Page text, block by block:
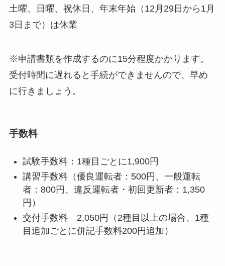
土曜、日曜、祝休日、年末年始（12月29日から1月
3日まで）は休業
※申請書類を作成するのに15分程度かかります。
受付時間に遅れると手続ができませんので、早め
に行きましょう。
手数料
試験手数料：1種目ごとに1,900円
講習手数料（優良運転者：500円、一般運転
者：800円、違反運転者・初回更新者：1,350
円）
交付手数料 2,050円（2種目以上の場合、1種
目追加ごとに併記手数料200円追加）